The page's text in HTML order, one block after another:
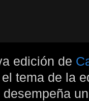
edición de
tema de la